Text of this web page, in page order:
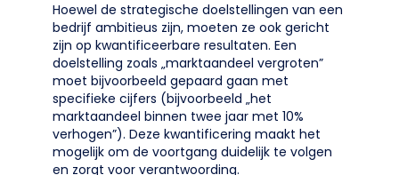
Hoewel de strategische doelstellingen van een
bedrijf ambitieus zijn, moeten ze ook gericht
zijn op kwantificeerbare resultaten. Een
doelstelling zoals „marktaandeel vergroten”
moet bijvoorbeeld gepaard gaan met
specifieke cijfers (bijvoorbeeld „het
marktaandeel binnen twee jaar met 10%
verhogen”). Deze kwantificering maakt het
mogelijk om de voortgang duidelijk te volgen
en zorgt voor verantwoording.